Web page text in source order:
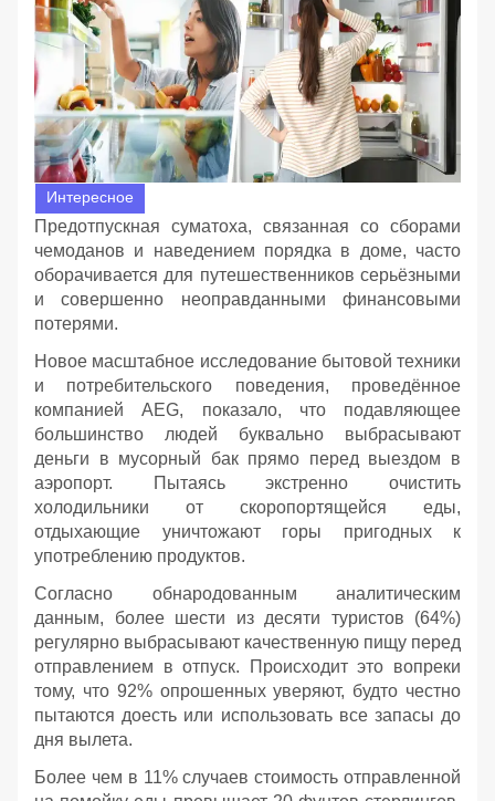
Интересное
Предотпускная суматоха, связанная со сборами
чемоданов и наведением порядка в доме, часто
оборачивается для путешественников серьёзными
и совершенно неоправданными финансовыми
потерями.
Новое масштабное исследование бытовой техники
и потребительского поведения, проведённое
компанией AEG, показало, что подавляющее
большинство людей буквально выбрасывают
деньги в мусорный бак прямо перед выездом в
аэропорт. Пытаясь экстренно очистить
холодильники от скоропортящейся еды,
отдыхающие уничтожают горы пригодных к
употреблению продуктов.
Согласно обнародованным аналитическим
данным, более шести из десяти туристов (64%)
регулярно выбрасывают качественную пищу перед
отправлением в отпуск. Происходит это вопреки
тому, что 92% опрошенных уверяют, будто честно
пытаются доесть или использовать все запасы до
дня вылета.
Более чем в 11% случаев стоимость отправленной